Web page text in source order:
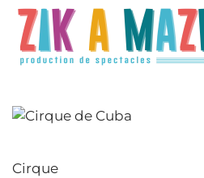
Accéder au contenu
Cirque